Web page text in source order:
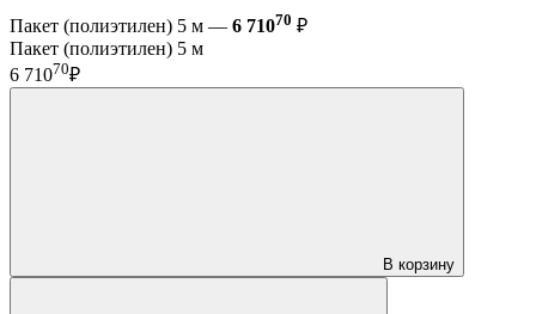
Пакет (полиэтилен) 5 м — 6 71070 ₽
Пакет (полиэтилен) 5 м
6 71070₽
В корзину